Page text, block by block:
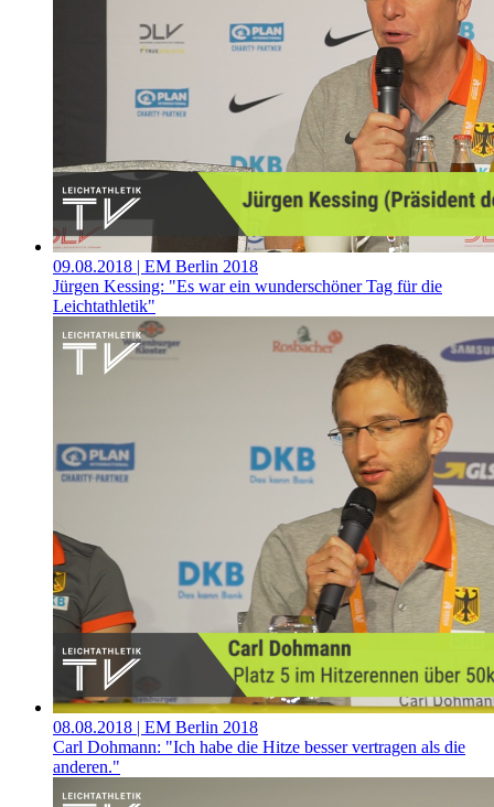
09.08.2018 | EM Berlin 2018
Jürgen Kessing: "Es war ein wunderschöner Tag für die
Leichtathletik"
08.08.2018 | EM Berlin 2018
Carl Dohmann: "Ich habe die Hitze besser vertragen als die
anderen."